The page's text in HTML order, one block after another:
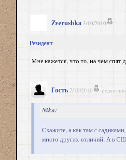
Zverushka 3/10/2010
Резидент
Мне кажется, что то, на чем спят
Гость 7/10/2010
Nika:
Скажите, а как там с
много других отличий. А в